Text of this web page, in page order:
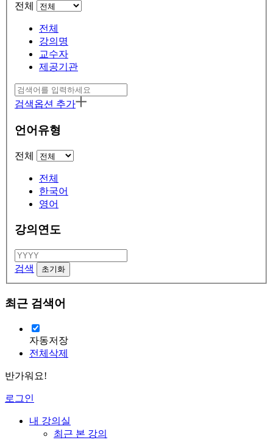
전체
전체
강의명
교수자
제공기관
검색옵션 추가
언어유형
전체
전체
한국어
영어
강의연도
검색
최근 검색어
자동저장
전체삭제
반가워요!
로그인
내 강의실
최근 본 강의